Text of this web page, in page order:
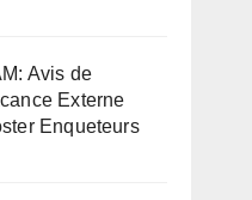
Avis de
Externe
Enqueteurs